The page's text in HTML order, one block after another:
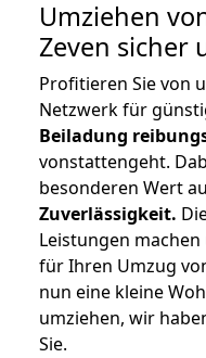
Umziehen
Zeven sicher
Profitieren Sie von
Netzwerk für
Beiladung
vonstattengeht.
besonderen Wert
Zuverlässigkeit.
Leistungen
für Ihren Umzug
nun eine kleine
umziehen, wir
Sie.